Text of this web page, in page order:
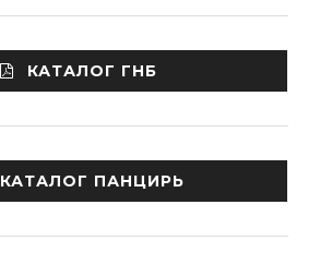
КАТАЛОГ ГНБ
КАТАЛОГ ПАНЦИРЬ